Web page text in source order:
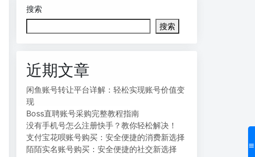
搜索
搜索
近期文章
闲鱼账号转让平台详解：轻松实现账号价值变
现
Boss直聘账号采购完整教程指南
没有手机号怎么注册快手？教你轻松解决！
支付宝花呗账号购买：安全便捷的消费新选择
陌陌实名账号购买：安全便捷的社交新选择